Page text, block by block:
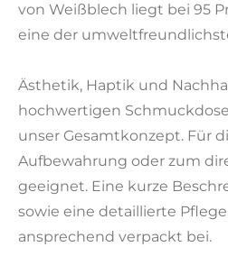
von Weißblech liegt bei 95
eine der
Ästhetik, Haptik und
hochwertigen
unser Gesamtkonzept. Für
Aufbewahrung oder zum
geeignet. Eine kurze
sowie eine detaillierte
ansprechend verpackt bei.